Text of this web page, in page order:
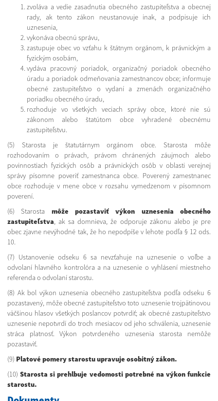
zvoláva a vedie zasadnutia obecného zastupiteľstva a obecnej
rady, ak tento zákon neustanovuje inak, a podpisuje ich
uznesenia,
vykonáva obecnú správu,
zastupuje obec vo vzťahu k štátnym orgánom, k právnickým a
fyzickým osobám,
vydáva pracovný poriadok, organizačný poriadok obecného
úradu a poriadok odmeňovania zamestnancov obce; informuje
obecné zastupiteľstvo o vydaní a zmenách organizačného
poriadku obecného úradu,
rozhoduje vo všetkých veciach správy obce, ktoré nie sú
zákonom alebo štatútom obce vyhradené obecnému
zastupiteľstvu.
(5) Starosta je štatutárnym orgánom obce. Starosta môže
rozhodovaním o právach, právom chránených záujmoch alebo
povinnostiach fyzických osôb a právnických osôb v oblasti verejnej
správy písomne poveriť zamestnanca obce. Poverený zamestnanec
obce rozhoduje v mene obce v rozsahu vymedzenom v písomnom
poverení.
(6) Starosta môže pozastaviť výkon uznesenia obecného
zastupiteľstva, ak sa domnieva, že odporuje zákonu alebo je pre
obec zjavne nevýhodné tak, že ho nepodpíše v lehote podľa § 12 ods.
10.
(7) Ustanovenie odseku 6 sa nevzťahuje na uznesenie o voľbe a
odvolaní hlavného kontrolóra a na uznesenie o vyhlásení miestneho
referenda o odvolaní starostu.
(8) Ak bol výkon uznesenia obecného zastupiteľstva podľa odseku 6
pozastavený, môže obecné zastupiteľstvo toto uznesenie trojpätinovou
väčšinou hlasov všetkých poslancov potvrdiť; ak obecné zastupiteľstvo
uznesenie nepotvrdí do troch mesiacov od jeho schválenia, uznesenie
stráca platnosť. Výkon potvrdeného uznesenia starosta nemôže
pozastaviť.
(9) Platové pomery starostu upravuje osobitný zákon.
(10)Starosta si prehlbuje vedomosti potrebné na výkon funkcie
starostu.